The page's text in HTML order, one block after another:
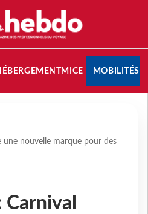
MICE MOBILITÉS
une nouvelle marque pour des